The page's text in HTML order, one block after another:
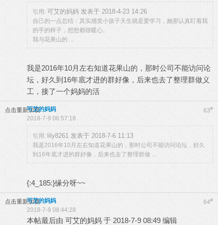
引用: 可艾的妈妈 发表于 2018-4-23 14:26
自己的一点总结：其实感觉小孩子天生就是爱学习，她那认真盯着我
的手的样子，想想都很暖心。
我与花果山的 ...
我是2016年10月左右知道花果山的，那时公司不能访问论
坛，好久到16年底才进的群好像，后来也去了整理群做义
工，接了一个妈妈的活
点击重新加载 63#
可艾的妈妈
2018-7-9 06:57:18
引用: lily8261 发表于 2018-7-6 11:13
我是2016年10月左右知道花果山的，那时公司不能访问论坛，好久
到16年底才进的群好像，后来也去了整理群做 ...
{:4_185:}缘分呀~~
点击重新加载 64#
可艾的妈妈
2018-7-9 08:44:28
本帖最后由 可艾的妈妈 于 2018-7-9 08:49 编辑